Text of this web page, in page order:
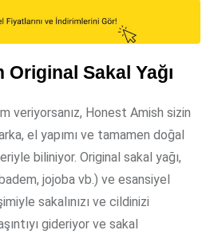
Sakal Yağı
veriyorsanız, Honest Amish sizin
el yapımı ve tamamen doğal
biliniyor. Original sakal yağı,
jojoba vb.) ve esansiyel
sakalınızı ve cildinizi
gideriyor ve sakal